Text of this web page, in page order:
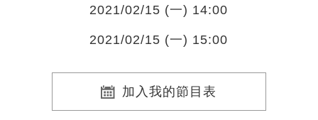
2021/02/15 (一) 14:00
2021/02/15 (一) 15:00
加入我的節目表